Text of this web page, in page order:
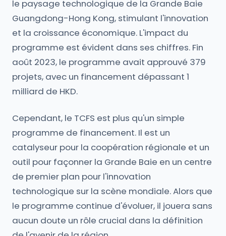
le paysage technologique de la Grande Baie
Guangdong-Hong Kong, stimulant l'innovation
et la croissance économique. L'impact du
programme est évident dans ses chiffres. Fin
août 2023, le programme avait approuvé 379
projets, avec un financement dépassant 1
milliard de HKD.
Cependant, le TCFS est plus qu'un simple
programme de financement. Il est un
catalyseur pour la coopération régionale et un
outil pour façonner la Grande Baie en un centre
de premier plan pour l'innovation
technologique sur la scène mondiale. Alors que
le programme continue d'évoluer, il jouera sans
aucun doute un rôle crucial dans la définition